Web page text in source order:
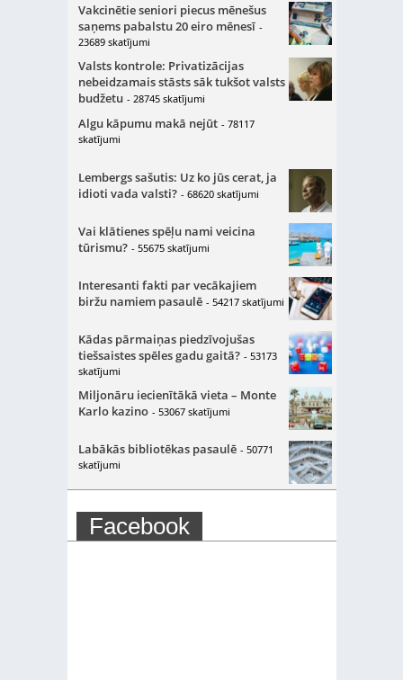
Vakcinētie seniori piecus mēnešus
saņems pabalstu 20 eiro mēnesī -
23689 skatījumi
Valsts kontrole: Privatizācijas
nebeidzamais stāsts sāk tukšot valsts
budžetu - 28745 skatījumi
Algu kāpumu makā nejūt - 78117
skatījumi
Lembergs sašutis: Uz ko jūs cerat, ja
idioti vada valsti? - 68620 skatījumi
Vai klātienes spēļu nami veicina
tūrismu? - 55675 skatījumi
Interesanti fakti par vecākajiem
biržu namiem pasaulē - 54217 skatījumi
Kādas pārmaiņas piedzīvojušas
tiešsaistes spēles gadu gaitā? - 53173
skatījumi
Miljonāru iecienītākā vieta – Monte
Karlo kazino - 53067 skatījumi
Labākās bibliotēkas pasaulē - 50771
skatījumi
Facebook